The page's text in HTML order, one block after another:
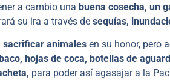
a cambio una buena cosecha, un
su ira a través de sequías,
sacrificar animales en su honor, pero
hojas de coca, botellas de
para poder así agasajar a la